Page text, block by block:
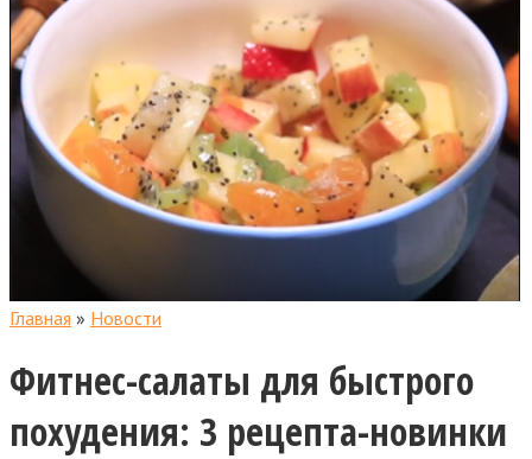
Главная » Новости
Фитнес-салаты для быстрого
похудения: 3 рецепта-новинки